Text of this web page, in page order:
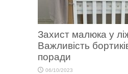
Захист малюка у
Важливість
поради
06/10/2023